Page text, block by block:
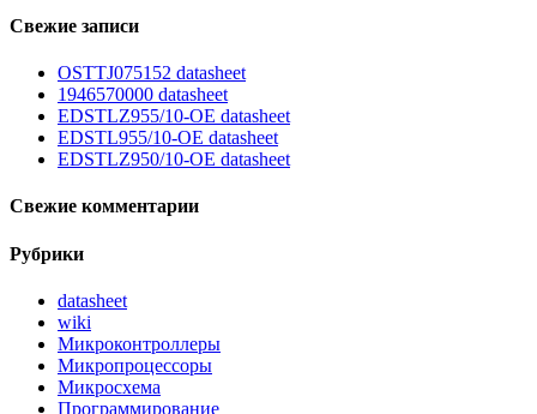
Свежие записи
OSTTJ075152 datasheet
1946570000 datasheet
EDSTLZ955/10-OE datasheet
EDSTL955/10-OE datasheet
EDSTLZ950/10-OE datasheet
Свежие комментарии
Рубрики
datasheet
wiki
Микроконтроллеры
Микропроцессоры
Микросхема
Программирование